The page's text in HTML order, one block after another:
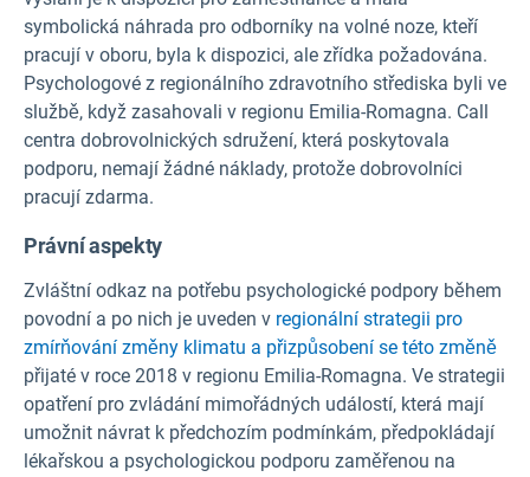
symbolická náhrada pro odborníky na volné noze, kteří
pracují v oboru, byla k dispozici, ale zřídka požadována.
Psychologové z regionálního zdravotního střediska byli ve
službě, když zasahovali v regionu Emilia-Romagna. Call
centra dobrovolnických sdružení, která poskytovala
podporu, nemají žádné náklady, protože dobrovolníci
pracují zdarma.
Právní aspekty
Zvláštní odkaz na potřebu psychologické podpory během
povodní a po nich je uveden v regionální strategii pro
zmírňování změny klimatu a přizpůsobení se této změně
přijaté v roce 2018 v regionu Emilia-Romagna. Ve strategii
opatření pro zvládání mimořádných událostí, která mají
umožnit návrat k předchozím podmínkám, předpokládají
lékařskou a psychologickou podporu zaměřenou na